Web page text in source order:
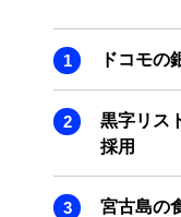
ドコモの
黒字リス
採用
宮古島の
ENERGY
INBOUND
LIFE ENDING
AI JOURNAL
REAL ESTATE